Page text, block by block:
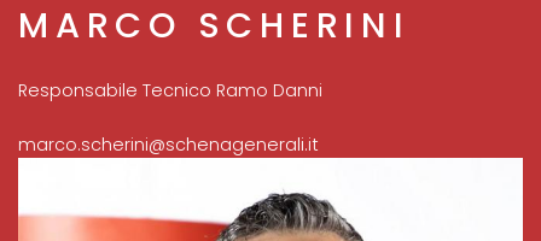
MARCO SCHERINI
Responsabile Tecnico Ramo Danni
marco.scherini@schenagenerali.it